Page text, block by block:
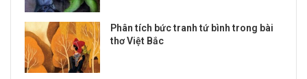
Phân tích bức tranh tứ bình trong bài
thơ Việt Bắc